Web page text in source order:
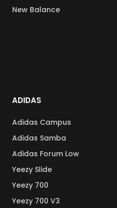
New Balance
ADIDAS
Adidas Campus
Adidas Samba
Adidas Forum Low
Yeezy Slide
Yeezy 700
Yeezy 700 V3